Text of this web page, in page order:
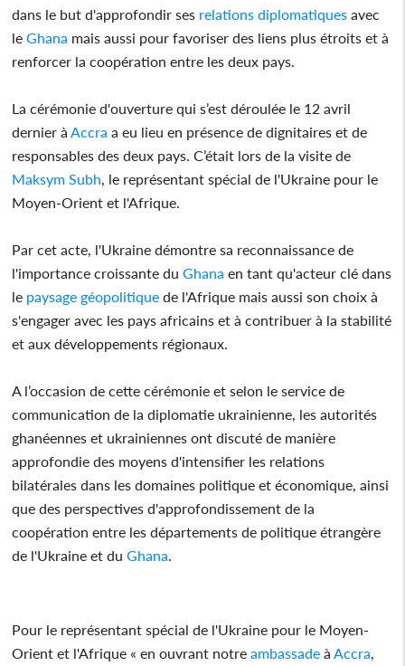
dans le but d'approfondir ses relations diplomatiques avec
leGhana mais aussi pour favoriser des liens plus étroits et à
renforcer la coopération entre les deux pays.
La cérémonie d'ouverture qui s’est déroulée le 12 avril
dernier à Accra a eu lieu en présence de dignitaires et de
responsables des deux pays. C’était lors de la visite de
Maksym Subh , le représentant spécial de l'Ukraine pour le
Moyen-Orient et l'Afrique.
Par cet acte, l'Ukraine démontre sa reconnaissance de
l'importance croissante duGhana en tant qu'acteur clé dans
le paysage géopolitique de l'Afrique mais aussi son choix à
s'engager avec les pays africains et à contribuer à la stabilité
et aux développements régionaux.
A l’occasion de cette cérémonie et selon le service de
communication de la diplomatie ukrainienne, les autorités
ghanéennes et ukrainiennes ont discuté de manière
approfondie des moyens d'intensifier les relations
bilatérales dans les domaines politique et économique, ainsi
que des perspectives d'approfondissement de la
coopération entre les départements de politique étrangère
de l'Ukraine et duGhana
Pour le représentant spécial de l'Ukraine pour le Moyen-
Orient et l'Afrique « en ouvrant notre ambassade à Accra